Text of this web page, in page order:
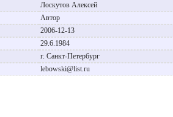
Лоскутов Алексей
Автор
2006-12-13
29.6.1984
г. Санкт-Петербург
lebowski@list.ru